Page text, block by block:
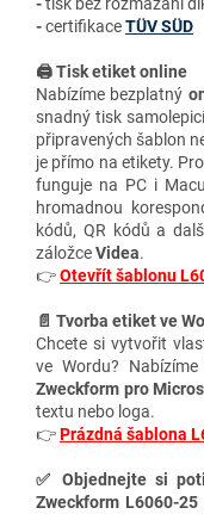
-tisk bez rozmazání
-certifikaceTÜV SÜD
🖨️ Tisk etiket online
Nabízíme bezplatný
snadný tisk
připravených šablon
je přímo na etikety.
funguje na PC i
hromadnou
kódů, QR kódů a
záložceVidea.
👉Otevřít šablonu
📄 Tvorba etiket ve
Chcete si vytvořit
ve Wordu?
Zweckform pro
textu nebo loga.
👉Prázdná šablona
✅ Objednejte si
Zweckform L6060-